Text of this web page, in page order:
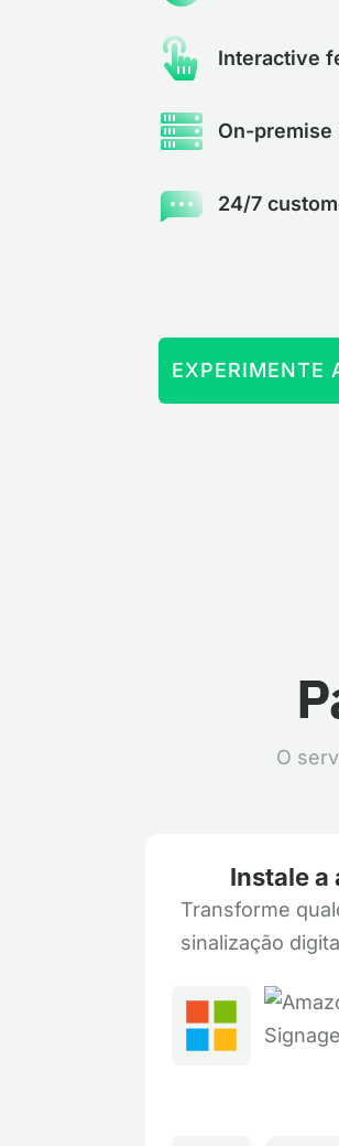
Interactive
On-premise
24/7
EXPERIMENTE
O
Instale a
Transforme
sinalização